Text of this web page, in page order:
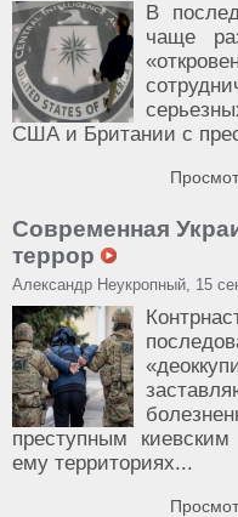
В
чаще
США и Британии с
Современная
террор
Александр Неукропный, 15
преступным
ему территориях...